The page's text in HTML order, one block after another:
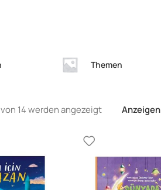
Themen
von 14 werden angezeigt Anzeigen